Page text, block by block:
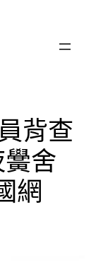
背查
舍
網